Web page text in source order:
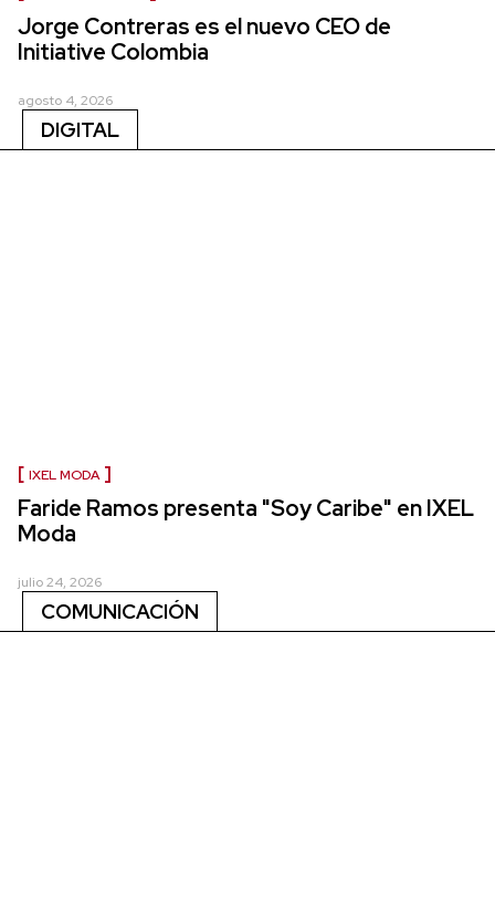
Jorge Contreras es el nuevo CEO de
Initiative Colombia
agosto 4, 2026
DIGITAL
IXEL MODA
Faride Ramos presenta "Soy Caribe" en IXEL
Moda
julio 24, 2026
COMUNICACIÓN